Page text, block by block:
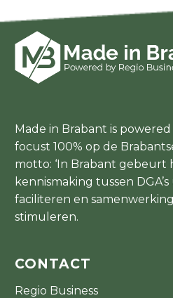
Made in Brabant is
focust 100% op de
motto: ‘In Brabant gebeurt
kennismaking tussen
faciliteren en
stimuleren.
CONTACT
Regio Business